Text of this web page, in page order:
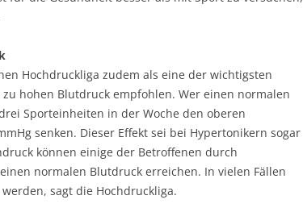
Hochdruckliga zudem als eine der wichtigsten
hohen Blutdruck empfohlen. Wer einen normalen
Sporteinheiten in der Woche den oberen
senken. Dieser Effekt sei bei Hypertonikern sogar
können einige der Betroffenen durch
normalen Blutdruck erreichen. In vielen Fällen
sagt die Hochdruckliga.